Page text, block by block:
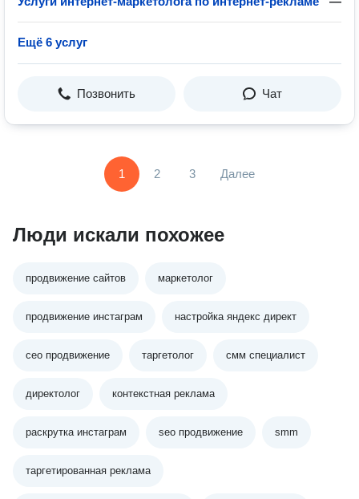
Ещё 6 услуг
Позвонить Чат
1 2 3 Далее
Люди искали похожее
продвижение сайтов маркетолог
продвижение инстаграм настройка яндекс директ
сео продвижение таргетолог смм специалист
директолог контекстная реклама
раскрутка инстаграм seo продвижение smm
таргетированная реклама